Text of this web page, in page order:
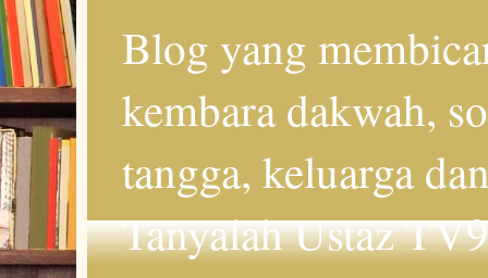
Blog yang
kembara dakwah,
tangga, keluarga
Tanyalah Ustaz